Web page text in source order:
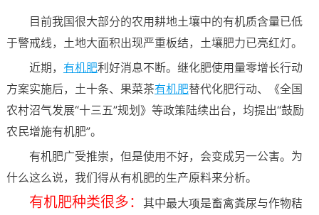
目前我国很大部分的农用耕地土壤中的有机质含量已低
于警戒线，土地大面积出现严重板结，土壤肥力已亮红灯。
近期， 有机肥利好消息不断。继化肥使用量零增长行动
方案实施后，土十条、果菜茶有机肥替代化肥行动、《全国
农村沼气发展“十三五”规划》等政策陆续出台，均提出“鼓励
农民增施有机肥”。
有机肥广受推崇，但是使用不好，会变成另一公害。为
什么这么说，我们得从有机肥的生产原料来分析。
有机肥种类很多：
其中最大项是畜禽粪尿与作物秸